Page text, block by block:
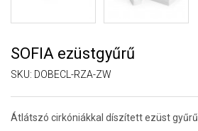
SOFIA ezüstgyűrű
SKU: DOBECL-RZA-ZW
Átlátszó cirkóniákkal díszített ezüst gyűrű.